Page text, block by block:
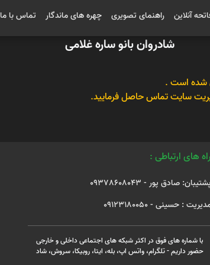
آنلاین راهنمای تصویری چهره های ماندگار تماس با ما
شادروان بانو ساره غلامی
شده است .
سایت تماس حاصل فرمایید.
راه های ارتباطی :
پشتیبان: صادق پور - 09378608043
: حسینی - 09123180050
با شماره های فوق در اکثر شبکه های اجتماعی داخلی و خارجی
حضور داریم - تلگرام، واتس اپ، بله، ایتا، روبیکا، سروش، شاد